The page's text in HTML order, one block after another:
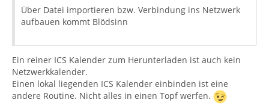
Über Datei importieren bzw. Verbindung ins Netzwerk
aufbauen kommt Blödsinn
Ein reiner ICS Kalender zum Herunterladen ist auch kein
Netzwerkkalender.
Einen lokal liegenden ICS Kalender einbinden ist eine
andere Routine. Nicht alles in einen Topf werfen.